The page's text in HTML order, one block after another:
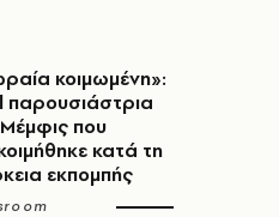
κοιμωμένη»:
παρουσιάστρια
που
κατά τη
εκπομπής